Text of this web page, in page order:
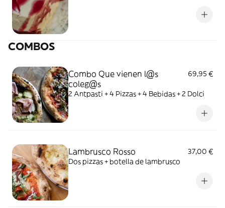
COMBOS
Combo Que vienen l@s
coleg@s
69,95 €
2 Antpasti + 4 Pizzas + 4 Bebidas + 2 Dolci
Lambrusco Rosso
37,00 €
Dos pizzas + botella de lambrusco